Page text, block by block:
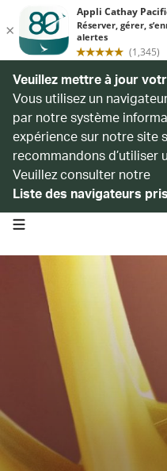
Veuillez mettre à jour
Vous utilisez un
par notre système
expérience sur notre site
recommandons d’utiliser
Veuillez consulter notre
Liste des navigateurs
open navigation menu